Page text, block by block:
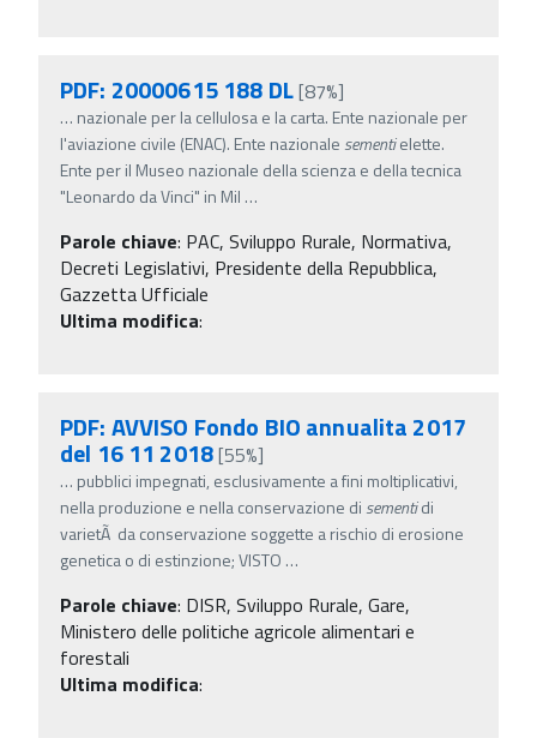
PDF: 20000615 188 DL[87%]
… nazionale per la cellulosa e la carta. Ente nazionale per
l'aviazione civile (ENAC). Ente nazionale sementielette.
Ente per il Museo nazionale della scienza e della tecnica
"Leonardo da Vinci" in Mil …
Parole chiave: PAC, Sviluppo Rurale, Normativa,
Decreti Legislativi, Presidente della Repubblica,
Gazzetta Ufficiale
Ultima modifica:
PDF: AVVISO Fondo BIO annualita 2017
del 16 11 2018[55%]
… pubblici impegnati, esclusivamente a fini moltiplicativi,
nella produzione e nella conservazione di sementidi
varietÃ da conservazione soggette a rischio di erosione
genetica o di estinzione; VISTO …
Parole chiave: DISR, Sviluppo Rurale, Gare,
Ministero delle politiche agricole alimentari e
forestali
Ultima modifica: